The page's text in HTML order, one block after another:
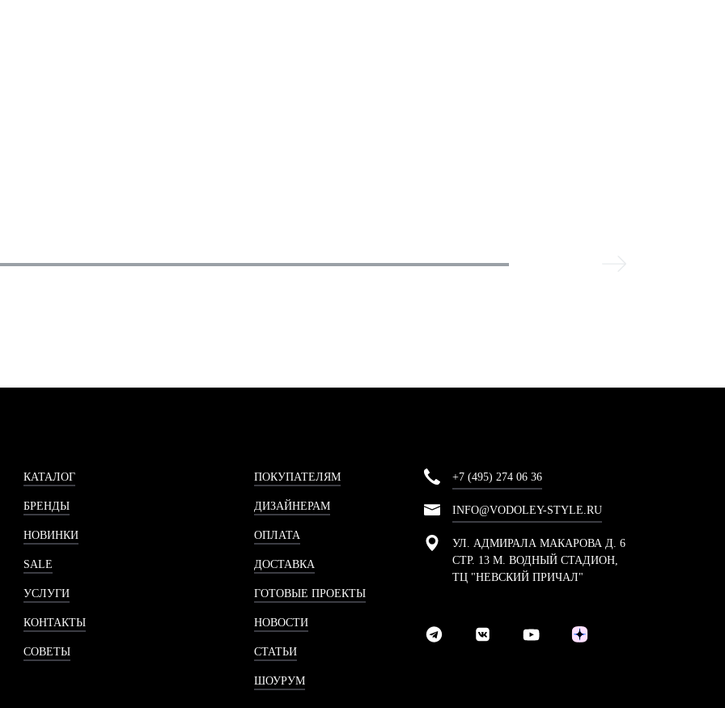
КАТАЛОГ
БРЕНДЫ
НОВИНКИ
SALE
УСЛУГИ
КОНТАКТЫ
СОВЕТЫ
ПОКУПАТЕЛЯМ
ДИЗАЙНЕРАМ
ОПЛАТА
ДОСТАВКА
ГОТОВЫЕ ПРОЕКТЫ
НОВОСТИ
СТАТЬИ
ШОУРУМ
+7 (495) 274 06 36
INFO@VODOLEY-STYLE.RU
УЛ. АДМИРАЛА МАКАРОВА Д. 6
СТР. 13 М. ВОДНЫЙ СТАДИОН,
ТЦ "НЕВСКИЙ ПРИЧАЛ"